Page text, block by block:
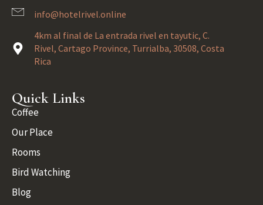
info@hotelrivel.online
4km al final de La entrada rivel en tayutic, C.
Rivel, Cartago Province, Turrialba, 30508, Costa
Rica
Quick Links
Coffee
Our Place
Rooms
Bird Watching
Blog